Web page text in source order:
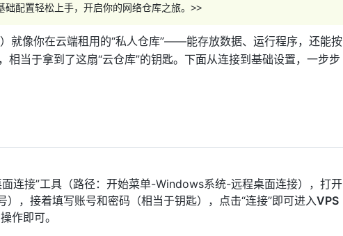
配置轻松上手，开启你的网络仓库之旅。>>
）就像你在云端租用的“私人仓库”——能存放数据、运行程序，还能按
当于拿到了这扇“云仓库”的钥匙。下面从连接到基础设置，一步步
连接”工具（路径：开始菜单-Windows系统-远程桌面连接），打开
），接着填写账号和密码（相当于钥匙），点击“连接”即可进入VPS
作即可。